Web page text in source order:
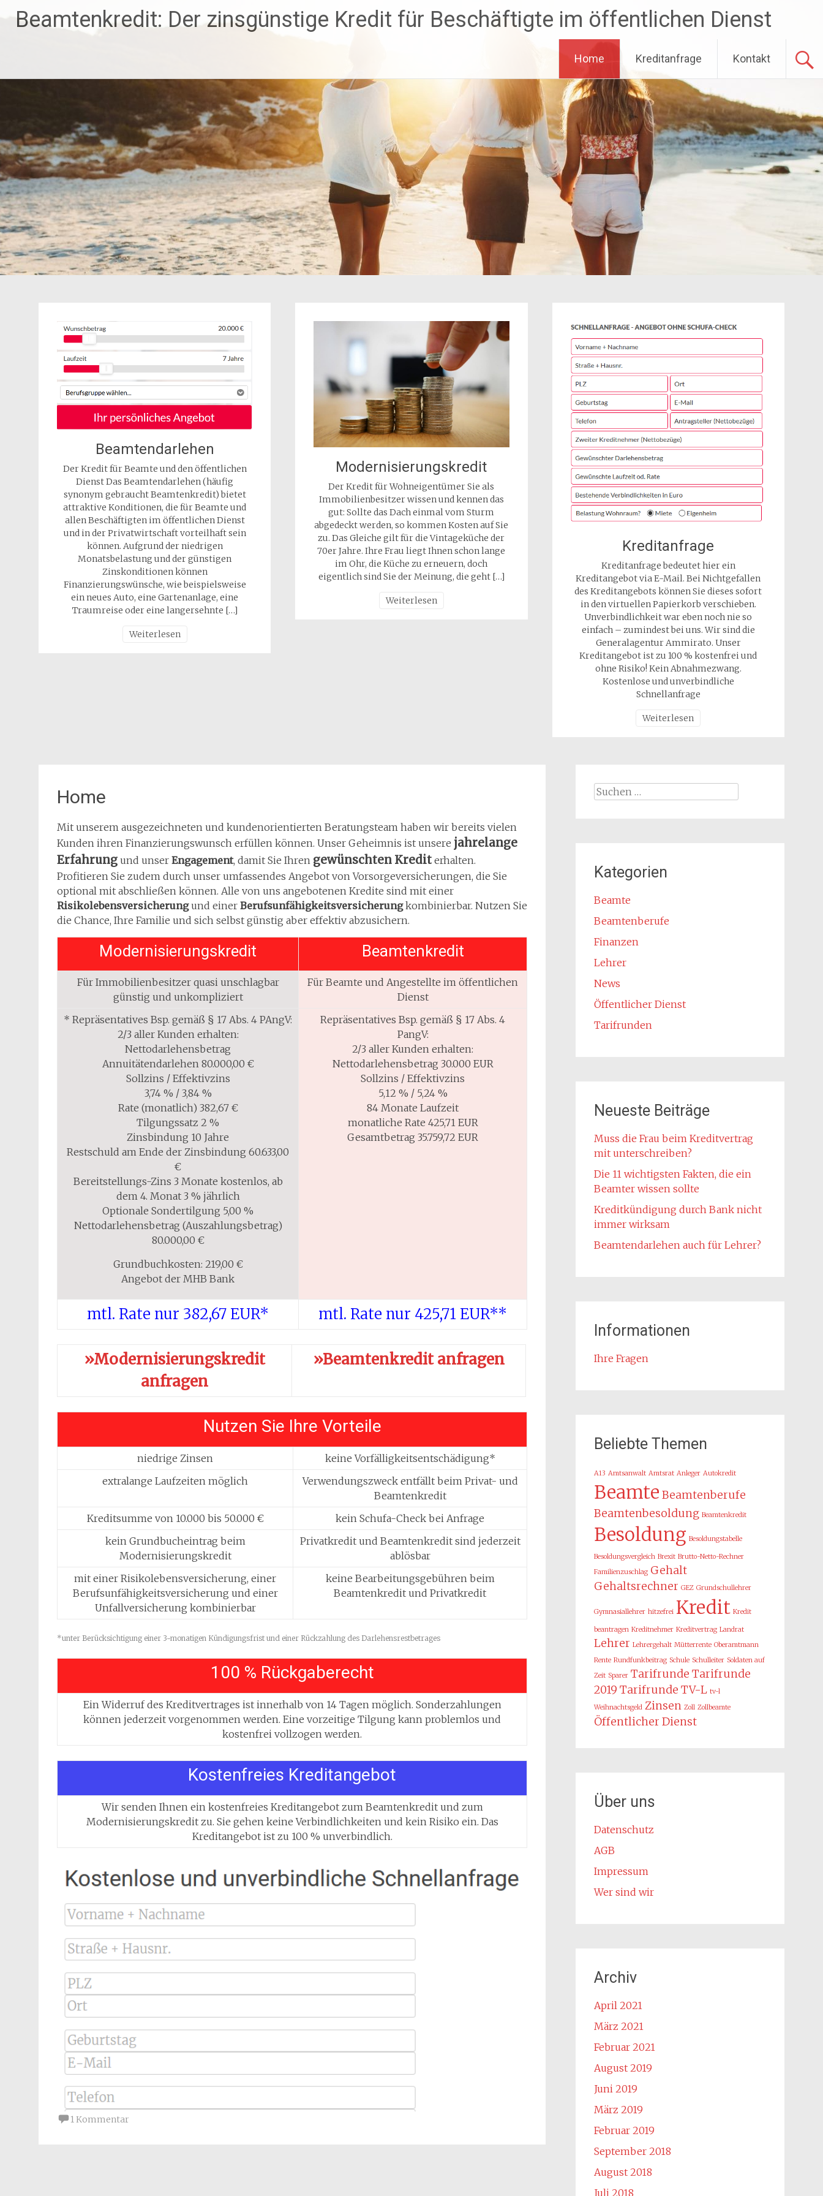
InhaltBeamtenkredit: Der zinsgünstige Kredit für Beschäftigte im öffentlichen Dienst
Home Kreditanfrage Kontakt
Beamtendarlehen
Der Kredit für Beamte und den öffentlichen
Dienst Das Beamtendarlehen (häufig
synonym gebraucht Beamtenkredit) bietet
attraktive Konditionen, die für Beamte und
allen Beschäftigten im öffentlichen Dienst
und in der Privatwirtschaft vorteilhaft sein
können. Aufgrund der niedrigen
Monatsbelastung und der günstigen
Zinskonditionen können
Finanzierungswünsche, wie beispielsweise
ein neues Auto, eine Gartenanlage, eine
Traumreise oder eine langersehnte […]
Weiterlesen
Modernisierungskredit
Der Kredit für Wohneigentümer Sie als
Immobilienbesitzer wissen und kennen das
gut: Sollte das Dach einmal vom Sturm
abgedeckt werden, so kommen Kosten auf Sie
zu. Das Gleiche gilt für die Vintageküche der
70er Jahre. Ihre Frau liegt Ihnen schon lange
im Ohr, die Küche zu erneuern, doch
eigentlich sind Sie der Meinung, die geht […]
Weiterlesen
Kreditanfrage
Kreditanfrage bedeutet hier ein
Kreditangebot via E-Mail. Bei Nichtgefallen
des Kreditangebots können Sie dieses sofort
in den virtuellen Papierkorb verschieben.
Unverbindlichkeit war eben noch nie so
einfach – zumindest bei uns. Wir sind die
Generalagentur Ammirato. Unser
Kreditangebot ist zu 100 % kostenfrei und
ohne Risiko! Kein Abnahmezwang.
Kostenlose und unverbindliche
Schnellanfrage
Weiterlesen
Home
Mit unserem ausgezeichneten und kundenorientierten Beratungsteam haben wir bereits vielen
Kunden ihren Finanzierungswunsch erfüllen können. Unser Geheimnis ist unsere jahrelange
Erfahrung und unser Engagement, damit Sie Ihren gewünschten Kredit erhalten.
Profitieren Sie zudem durch unser umfassendes Angebot von Vorsorgeversicherungen, die Sie
optional mit abschließen können. Alle von uns angebotenen Kredite sind mit einer
Risikolebensversicherungund einer Berufsunfähigkeitsversicherungkombinierbar. Nutzen Sie
die Chance, Ihre Familie und sich selbst günstig aber effektiv abzusichern.
Modernisierungskredit Beamtenkredit
Für Immobilienbesitzer quasi unschlagbar
günstig und unkompliziert
Für Beamte und Angestellte im öffentlichen
Dienst
* Repräsentatives Bsp. gemäß § 17 Abs. 4 PAngV:
2/3 aller Kunden erhalten:
Nettodarlehensbetrag
Annuitätendarlehen 80.000,00 €
Sollzins / Effektivzins
3,74 % / 3,84 %
Rate (monatlich) 382,67 €
Tilgungssatz 2 %
Zinsbindung 10 Jahre
Restschuld am Ende der Zinsbindung 60.633,00
€
Bereitstellungs-Zins 3 Monate kostenlos, ab
dem 4. Monat 3 % jährlich
Optionale Sondertilgung 5,00 %
Nettodarlehensbetrag (Auszahlungsbetrag)
80.000,00 €
Grundbuchkosten: 219,00 €
Angebot der MHB Bank
Repräsentatives Bsp. gemäß § 17 Abs. 4
PangV:
2/3 aller Kunden erhalten:
Nettodarlehensbetrag 30.000 EUR
Sollzins / Effektivzins
5,12 % / 5,24 %
84 Monate Laufzeit
monatliche Rate 425,71 EUR
Gesamtbetrag 35.759,72 EUR
mtl. Rate nur 382,67 EUR* mtl. Rate nur 425,71 EUR**
»Modernisierungskredit
anfragen
»Beamtenkredit anfragen
Nutzen Sie Ihre Vorteile
niedrige Zinsen
keine Vorfälligkeitsentschädigung*
extralange Laufzeiten möglich
Verwendungszweck entfällt beim Privat- und
Beamtenkredit
Kreditsumme von 10.000 bis 50.000 €
kein Schufa-Check bei Anfrage
kein Grundbucheintrag beim
Modernisierungskredit
Privatkredit und Beamtenkredit sind jederzeit
ablösbar
mit einer Risikolebensversicherung, einer
Berufsunfähigkeitsversicherung und einer
Unfallversicherung kombinierbar
keine Bearbeitungsgebühren beim
Beamtenkredit und Privatkredit
*unter Berücksichtigung einer 3-monatigen Kündigungsfrist und einer Rückzahlung des Darlehensrestbetrages
100 % Rückgaberecht
Ein Widerruf des Kreditvertrages ist innerhalb von 14 Tagen möglich. Sonderzahlungen
können jederzeit vorgenommen werden. Eine vorzeitige Tilgung kann problemlos und
kostenfrei vollzogen werden.
Kostenfreies Kreditangebot
Wir senden Ihnen ein kostenfreies Kreditangebot zum Beamtenkredit und zum
Modernisierungskredit zu. Sie gehen keine Verbindlichkeiten und kein Risiko ein. Das
Kreditangebot ist zu 100 % unverbindlich.
1 Kommentar
Suchen
Kategorien
Beamte
Beamtenberufe
Finanzen
Lehrer
News
Öffentlicher Dienst
Tarifrunden
Neueste Beiträge
Muss die Frau beim Kreditvertrag
mit unterschreiben?
Die 11 wichtigsten Fakten, die ein
Beamter wissen sollte
Kreditkündigung durch Bank nicht
immer wirksam
Beamtendarlehen auch für Lehrer?
Informationen
Ihre Fragen
Beliebte Themen
A13 Amtsanwalt Amtsrat Anleger Autokredit
Beamte Beamtenberufe
Beamtenbesoldung Beamtenkredit
Besoldung Besoldungstabelle
Besoldungsvergleich Brexit Brutto-Netto-Rechner
Familienzuschlag Gehalt
Gehaltsrechner GEZ Grundschullehrer
Gymnasiallehrer hitzefrei Kredit Kredit
beantragen Kreditnehmer Kreditvertrag Landrat
Lehrer Lehrergehalt Mütterrente Oberamtmann
Rente Rundfunkbeitrag Schule Schulleiter Soldaten auf
Zeit Sparer Tarifrunde Tarifrunde
2019 Tarifrunde TV-L tv-l
Weihnachtsgeld Zinsen Zoll Zollbeamte
Öffentlicher Dienst
Über uns
Datenschutz
AGB
Impressum
Wer sind wir
Archiv
April 2021
März 2021
Februar 2021
August 2019
Juni 2019
März 2019
Februar 2019
September 2018
August 2018
Juli 2018